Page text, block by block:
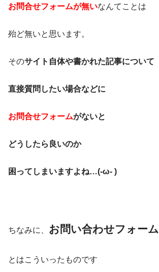
お問合せフォームが無いなんてことは
殆ど無いと思います。
そのサイト自体や書かれた記事について
直接質問したい場合などに
お問合せフォームがないと
どうしたら良いのか
困ってしまいますよね…(-ω- )
ちなみに、 お問い合わせフォーム
とはこういったものです